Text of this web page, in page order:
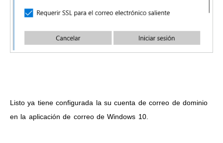
Listo ya tiene configurada la su cuenta de correo de dominio
en la aplicación de correo de Windows 10.